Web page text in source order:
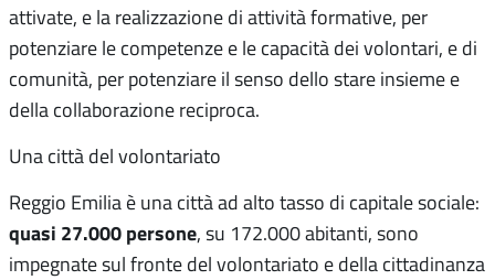
attivate, e la realizzazione di attività formative, per
potenziare le competenze e le capacità dei volontari, e di
comunità, per potenziare il senso dello stare insieme e
della collaborazione reciproca.
Una città del volontariato
Reggio Emilia è una città ad alto tasso di capitale sociale:
quasi 27.000 persone, su 172.000 abitanti, sono
impegnate sul fronte del volontariato e della cittadinanza